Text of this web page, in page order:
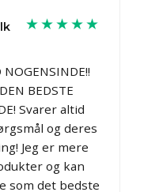
★★★★★
BEDSTE
Svarer altid
og deres
Jeg er mere
og kan
som det bedste